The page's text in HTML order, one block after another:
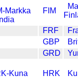
FIM
FRF
GBP
GRD
HRK